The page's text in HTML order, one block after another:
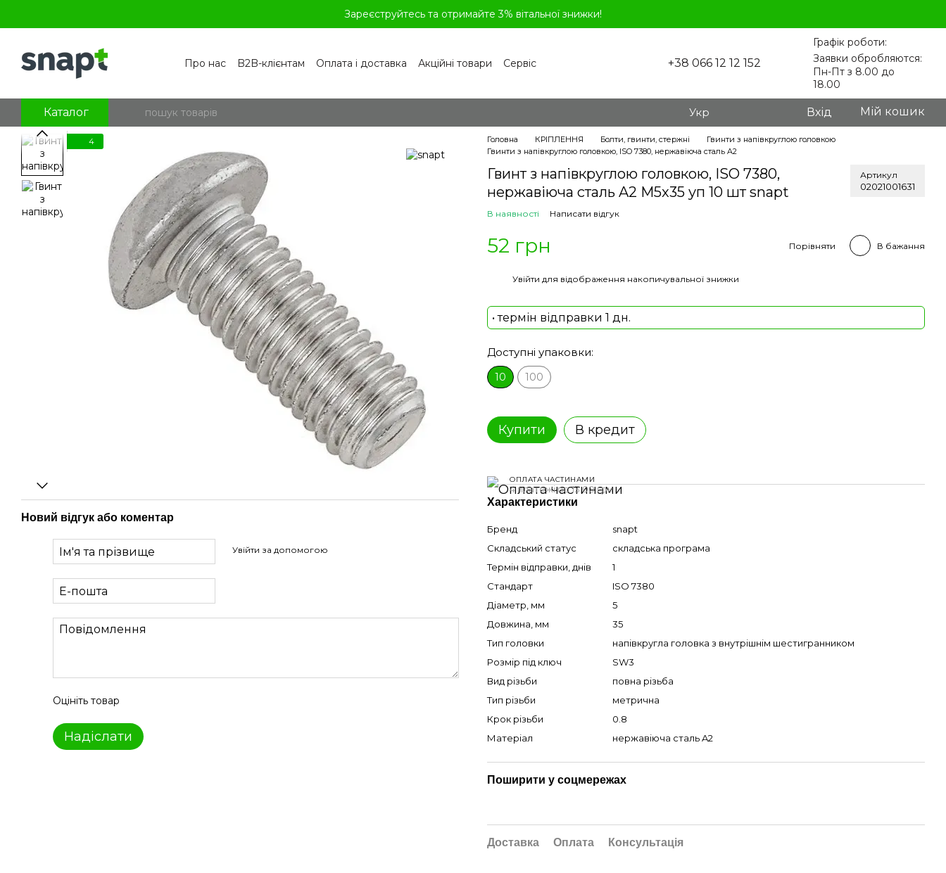
Зареєструйтесь та отримайте 3% вітальної знижки!
Про нас B2B-клієнтам Оплата і доставка Акційні товари
Сервіс
Блог
+38 066 12 12 152
Графік роботи:
Заявки обробляются:
Пн-Пт з 8.00 до
18.00
Каталог Укр Вхід Мій кошик
4
Новий відгук або коментар
Увійти за допомогою
Оцініть товар
Надіслати
Головна КРІПЛЕННЯ Болти, гвинти, стержні
Гвинти з напівкруглою головкою
Гвинти з напівкруглою головкою, ISO 7380, нержавіюча сталь A2
Гвинт з напівкруглою головкою, ISO 7380,
нержавіюча сталь A2 M5x35 уп 10 шт snapt
Артикул
02021001631
В наявності Написати відгук
52 грн Порівняти В бажання
Увійти для відображення накопичувальної знижки
• термін відправки 1 дн.
Доступні упаковки:
10 100
Купити В кредит
ОПЛАТА ЧАСТИНАМИ
4 платежі по 13.00 грн
Характеристики
Бренд
snapt
Складський статус
складська програма
Термін відправки, днів
1
Стандарт
ISO 7380
Діаметр, мм
5
Довжина, мм
35
Тип головки
напівкругла головка з внутрішнім шестигранником
Розмір під ключ
SW3
Вид різьби
повна різьба
Тип різьби
метрична
Крок різьби
0.8
Матеріал
нержавіюча сталь A2
Поширити у соцмережах
Доставка Оплата Консультація